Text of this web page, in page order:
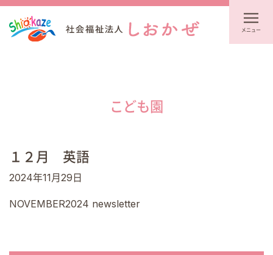
メニュー
こども園
１２月 英語
2024年11月29日
NOVEMBER2024 newsletter